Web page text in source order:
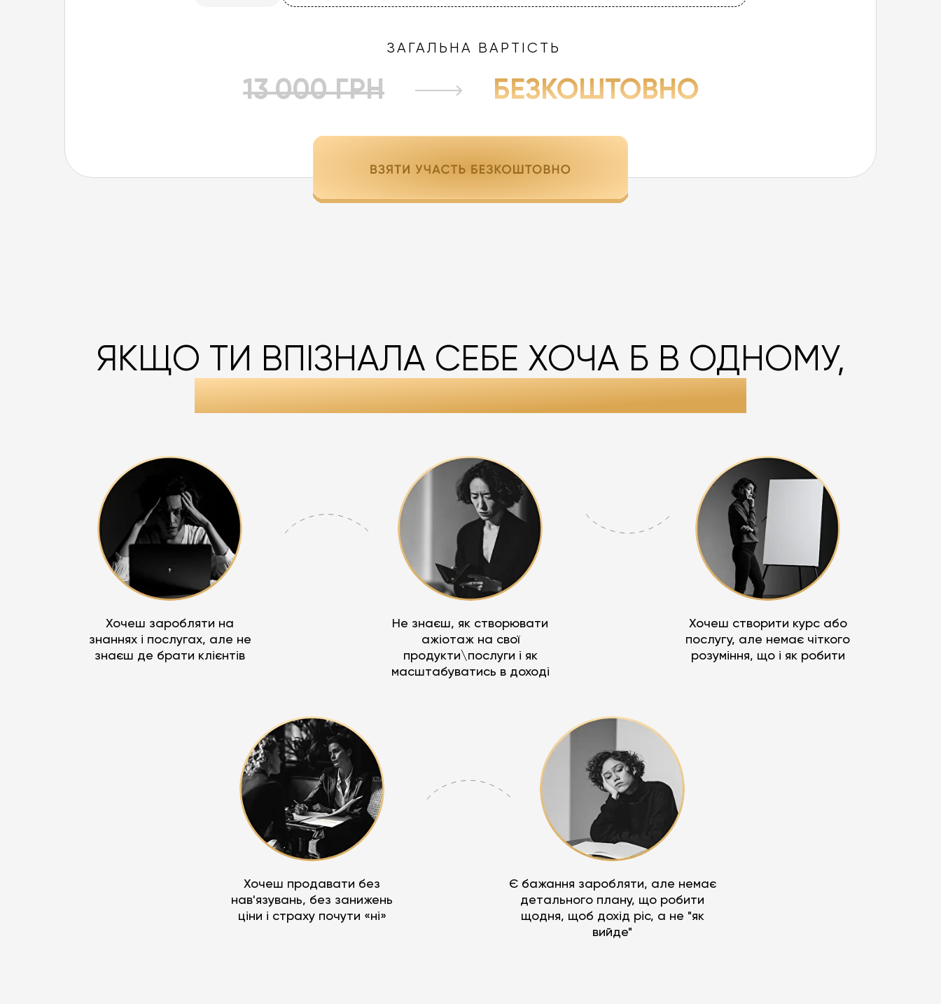
ЗАГАЛЬНА ВАРТІСТЬ
13 000 ГРН БЕЗКОШТОВНО
ЯКЩО ТИ ВПІЗНАЛА СЕБЕ ХОЧА Б В ОДНОМУ,
ТОБІ ТОЧНО ПОТРІБНО ТУТ БУТИ:
Хочеш заробляти на
знаннях і послугах, але не
знаєш де брати клієнтів
Не знаєш, як створювати
ажіотаж на свої
продукти\послуги і як
масштабуватись в доході
Хочеш створити курс або
послугу, але немає чіткого
розуміння, що і як робити
Хочеш продавати без
нав'язувань, без занижень
ціни і страху почути «ні»
Є бажання заробляти, але немає
детального плану, що робити
щодня, щоб дохід ріс, а не "як
вийде"